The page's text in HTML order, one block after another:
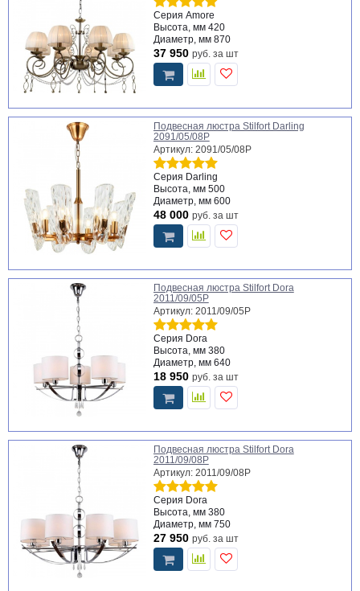
Серия Amore
Высота, мм 420
Диаметр, мм 870
37 950 руб. за шт
Подвесная люстра Stilfort Darling
2091/05/08P
Артикул: 2091/05/08P
Серия Darling
Высота, мм 500
Диаметр, мм 600
48 000 руб. за шт
Подвесная люстра Stilfort Dora
2011/09/05P
Артикул: 2011/09/05P
Серия Dora
Высота, мм 380
Диаметр, мм 640
18 950 руб. за шт
Подвесная люстра Stilfort Dora
2011/09/08P
Артикул: 2011/09/08P
Серия Dora
Высота, мм 380
Диаметр, мм 750
27 950 руб. за шт